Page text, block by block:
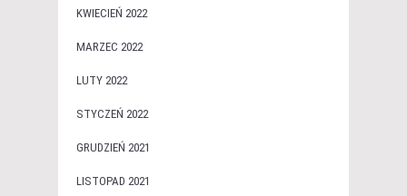
KWIECIEŃ 2022
MARZEC 2022
LUTY 2022
STYCZEŃ 2022
GRUDZIEŃ 2021
LISTOPAD 2021